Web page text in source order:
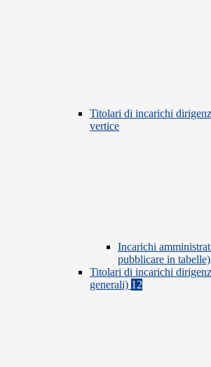
Titolari di incarichi
vertice
Incarichi
pubblicare in tabelle)
Titolari di incarichi
generali) 12